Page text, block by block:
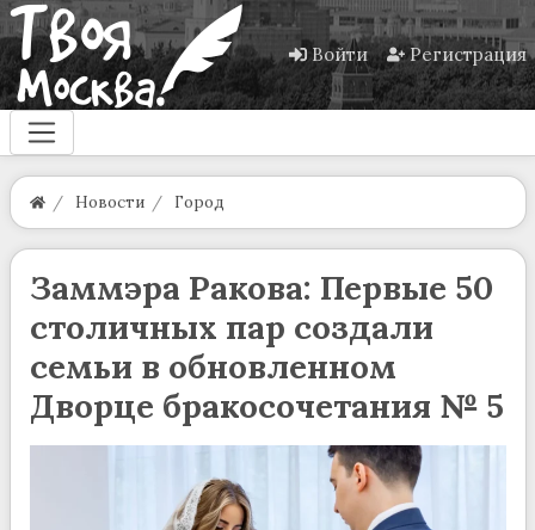
Войти Регистрация
Новости Город
Заммэра Ракова: Первые 50
столичных пар создали
семьи в обновленном
Дворце бракосочетания № 5